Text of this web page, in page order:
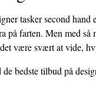
tasker second
på farten. Men med så
være svært at vide,
bedste tilbud på